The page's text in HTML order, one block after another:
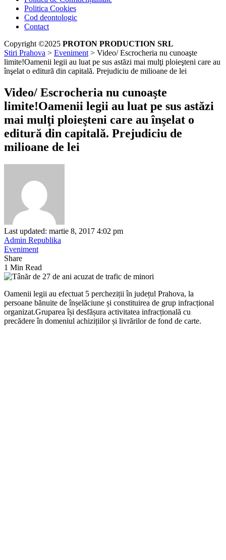
Politica Cookies
Cod deontologic
Contact
Copyright ©2025 PROTON PRODUCTION SRL
Stiri Prahova > Eveniment > Video/ Escrocheria nu cunoaşte
limite!Oamenii legii au luat pe sus astăzi mai mulţi ploieşteni care au
înşelat o editură din capitală. Prejudiciu de milioane de lei
Video/ Escrocheria nu cunoaşte
limite!Oamenii legii au luat pe sus astăzi
mai mulţi ploieşteni care au înşelat o
editură din capitală. Prejudiciu de
milioane de lei
Last updated: martie 8, 2017 4:02 pm
Admin Republika
Eveniment
Share
1 Min Read
Oamenii legii au efectuat 5 percheziții în județul Prahova, la
persoane bănuite de înșelăciune și constituirea de grup infracțional
organizat.Gruparea își desfășura activitatea infracțională cu
precădere în domeniul achizițiilor și livrărilor de fond de carte.